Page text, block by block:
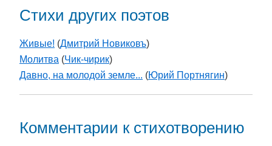
Стихи других поэтов
Живые! (Дмитрий Новиковъ)
Молитва (Чик-чирик)
Давно, на молодой земле... (Юрий Портнягин)
Комментарии к стихотворению